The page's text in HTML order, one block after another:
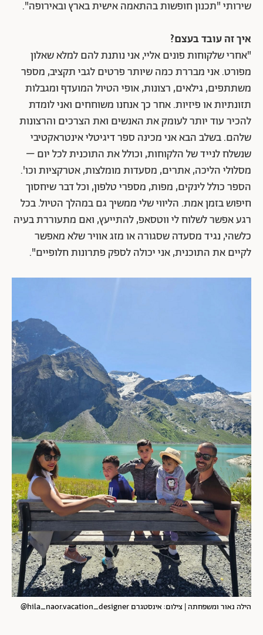
שירותי "תכנון חופשות בהתאמה אישית בארץ ובאירופה".
איך זה עובד בעצם?
"אחרי שלקוחות פונים אליי, אני נותנת להם למלא שאלון
מפורט. אני מבררת כמה שיותר פרטים לגבי תקציב, מספר
משתתפים, גילאים, רצונות, אופי הטיול המועדף ומגבלות
תזונתיות או פיזיות. אחר כך אנחנו משוחחים ואני לומדת
להכיר עוד יותר לעומק את האנשים ואת הצרכים והרצונות
שלהם. בשלב הבא אני מכינה ספר דיגיטלי אינטראקטיבי
שנשלח לנייד של הלקוחות, וכולל את התוכנית לכל יום –
מסלולי הליכה, אתרים, מסעדות מומלצות, אטרקציות וכו'.
הספר כולל לינקים, מפות, מספרי טלפון, וכל דבר שיחסוך
חיפוש בזמן אמת. הליווי שלי ממשיך גם במהלך הטיול. בכל
רגע אפשר לשלוח לי ווטסאפ, להתייעץ, ואם מתעוררת בעיה
כלשהי, נגיד מסעדה שסגורה או מזג אוויר שלא מאפשר
לקיים את התוכנית, אני יכולה לספק פתרונות חלופיים".
הילה נאור ומשפחתה | צילום: אינסטגרם hila_naor.vacation_designer@